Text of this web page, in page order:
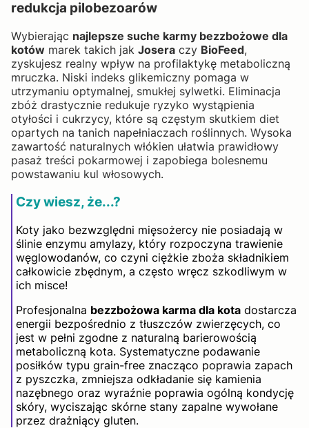
redukcja pilobezoarów
Wybierając najlepsze suche karmy bezzbożowe dla
kotów marek takich jak Josera czy BioFeed,
zyskujesz realny wpływ na profilaktykę metaboliczną
mruczka. Niski indeks glikemiczny pomaga w
utrzymaniu optymalnej, smukłej sylwetki. Eliminacja
zbóż drastycznie redukuje ryzyko wystąpienia
otyłości i cukrzycy, które są częstym skutkiem diet
opartych na tanich napełniaczach roślinnych. Wysoka
zawartość naturalnych włókien ułatwia prawidłowy
pasaż treści pokarmowej i zapobiega bolesnemu
powstawaniu kul włosowych.
Czy wiesz, że...?
Koty jako bezwzględni mięsożercy nie posiadają w
ślinie enzymu amylazy, który rozpoczyna trawienie
węglowodanów, co czyni ciężkie zboża składnikiem
całkowicie zbędnym, a często wręcz szkodliwym w
ich misce!
Profesjonalna bezzbożowa karma dla kota dostarcza
energii bezpośrednio z tłuszczów zwierzęcych, co
jest w pełni zgodne z naturalną barierowością
metaboliczną kota. Systematyczne podawanie
posiłków typu grain-free znacząco poprawia zapach
z pyszczka, zmniejsza odkładanie się kamienia
nazębnego oraz wyraźnie poprawia ogólną kondycję
skóry, wyciszając skórne stany zapalne wywołane
przez drażniący gluten.